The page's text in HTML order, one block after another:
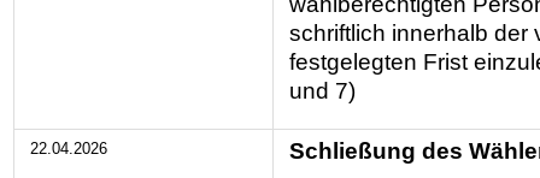
schriftlich innerhalb der
festgelegten Frist
und 7)
22.04.2026
Schließung des